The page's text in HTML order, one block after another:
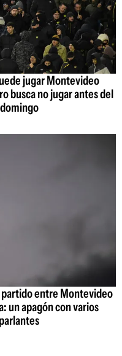
jugar Montevideo
busca no jugar antes del
partido entre Montevideo
un apagón con varios